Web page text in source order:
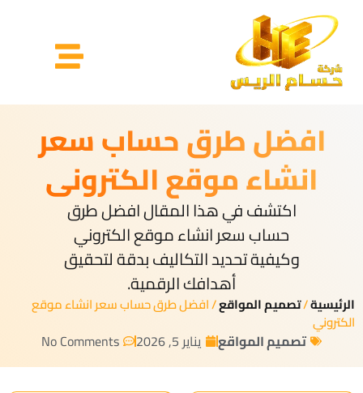
افضل طرق حساب سعر
انشاء موقع الكتروني
اكتشف في هذا المقال افضل طرق
حساب سعر انشاء موقع الكتروني
وكيفية تحديد التكاليف بدقة لتحقيق
أهدافك الرقمية.
الرئيسية/تصميم المواقع/ افضل طرق حساب سعر انشاء موقع
الكتروني
تصميم المواقع يناير 5, 2026 No Comments